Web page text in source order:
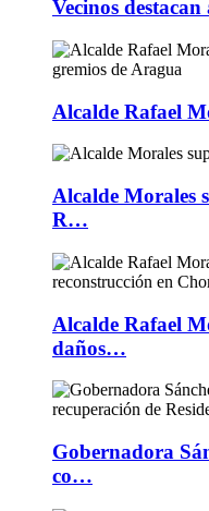
Vecinos
Alcalde Rafael
Alcalde Morales
R…
Alcalde Rafael
daños…
Gobernadora
co…